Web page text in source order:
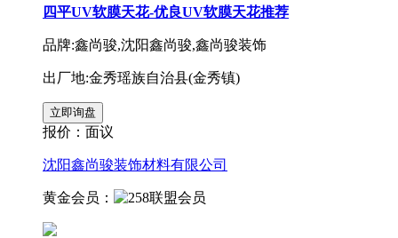
四平UV软膜天花-优良UV软膜天花推荐
品牌:鑫尚骏,沈阳鑫尚骏,鑫尚骏装饰
出厂地:金秀瑶族自治县(金秀镇)
报价： 面议
沈阳鑫尚骏装饰材料有限公司
黄金会员：